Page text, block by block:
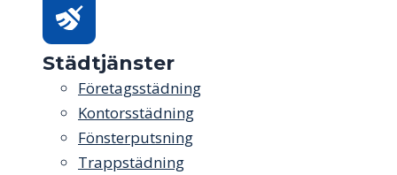
Städtjänster
Företagsstädning
Kontorsstädning
Fönsterputsning
Trappstädning